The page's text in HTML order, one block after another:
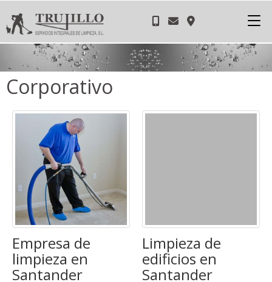
Corporativo
Empresa de
limpieza en
Santander
Limpieza de
edificios en
Santander